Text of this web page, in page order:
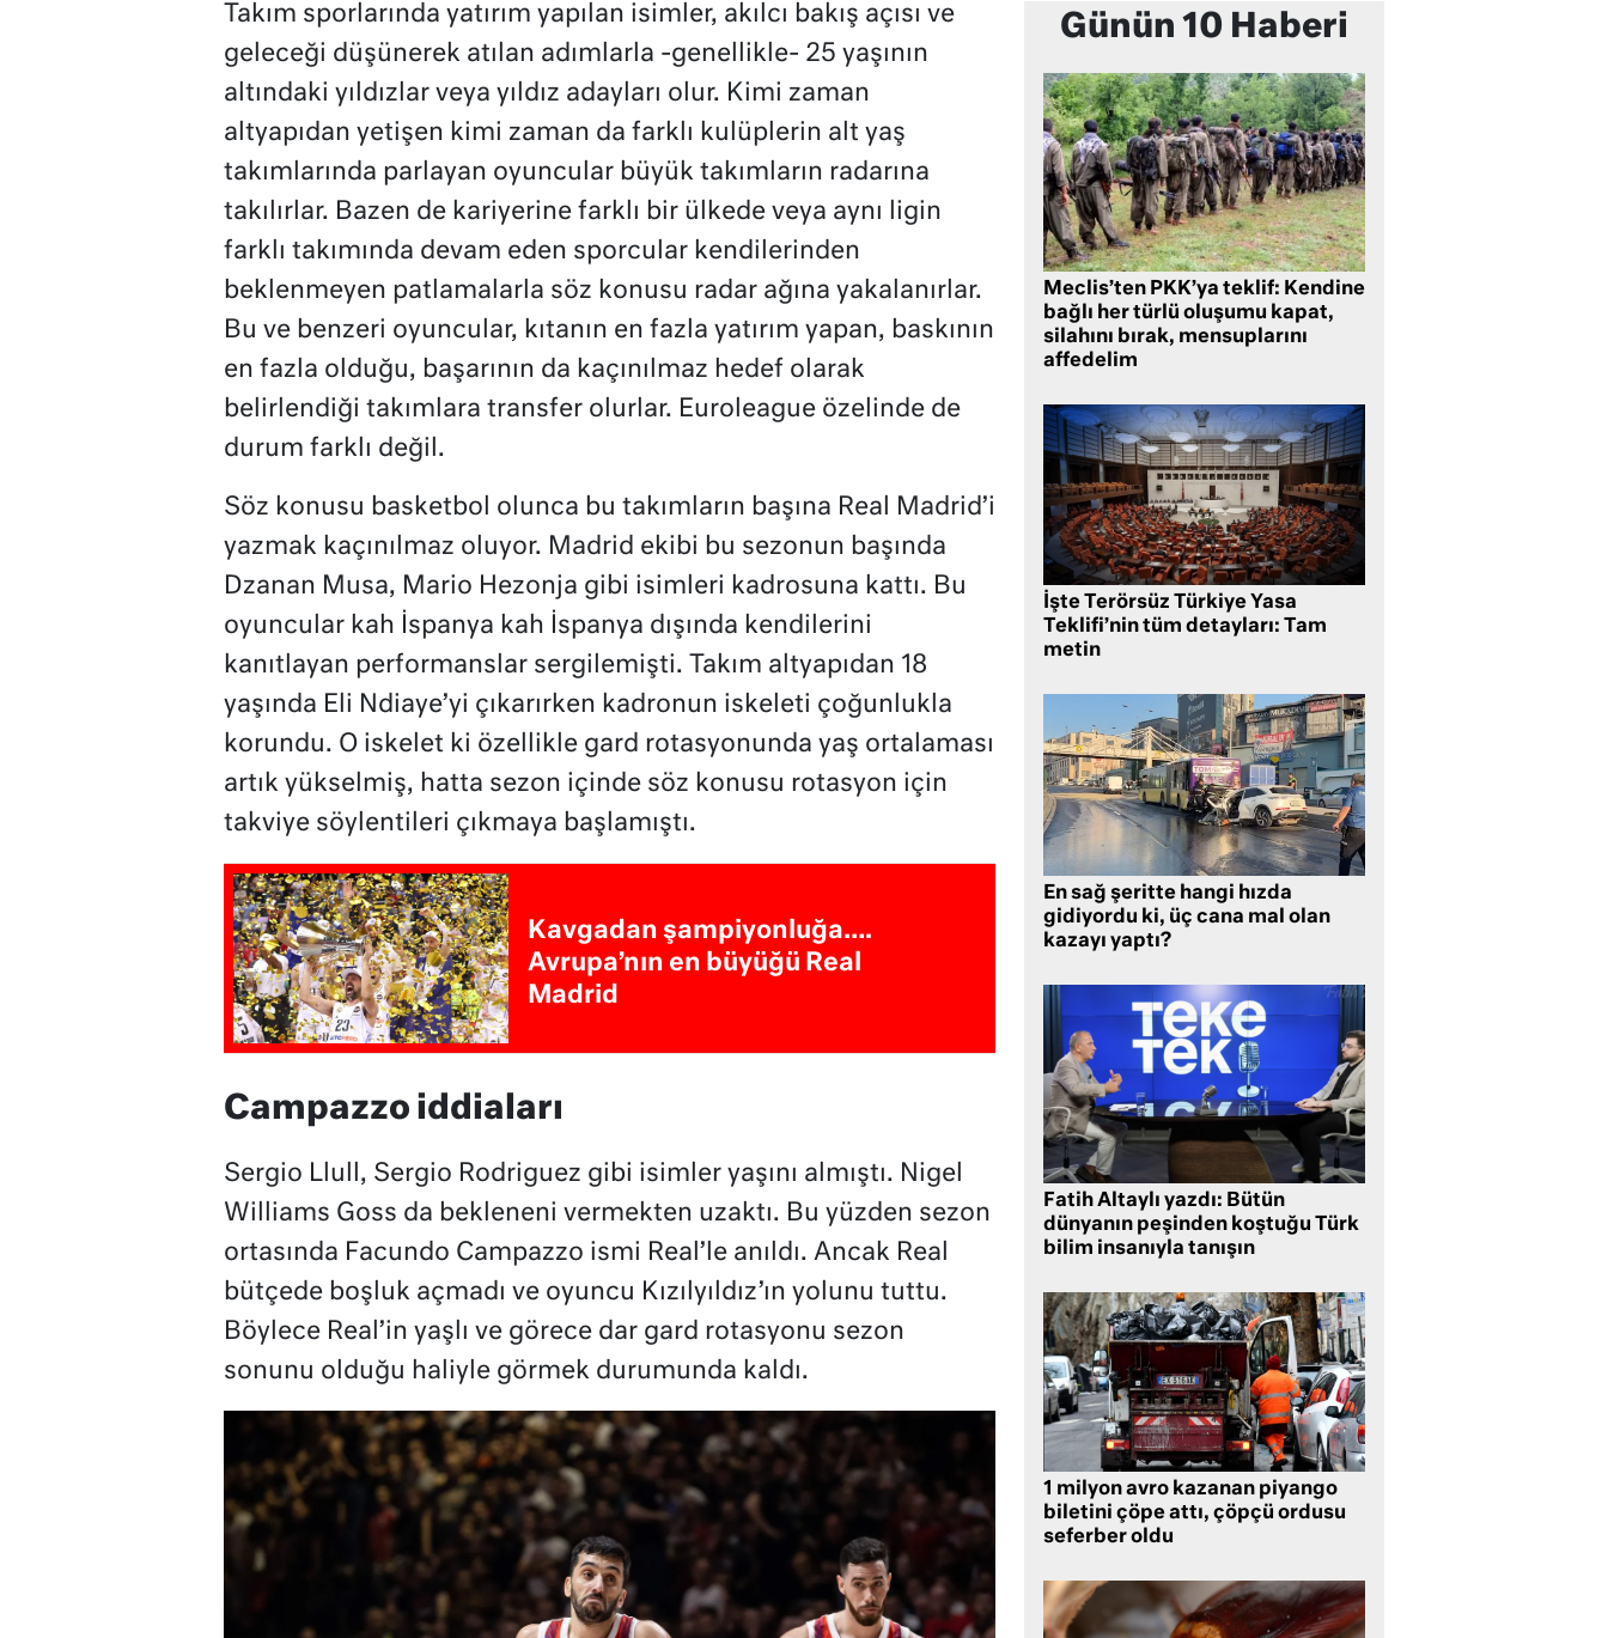
Takım sporlarında yatırım yapılan isimler, akılcı bakış açısı ve
geleceği düşünerek atılan adımlarla -genellikle- 25 yaşının
altındaki yıldızlar veya yıldız adayları olur. Kimi zaman
altyapıdan yetişen kimi zaman da farklı kulüplerin alt yaş
takımlarında parlayan oyuncular büyük takımların radarına
takılırlar. Bazen de kariyerine farklı bir ülkede veya aynı ligin
farklı takımında devam eden sporcular kendilerinden
beklenmeyen patlamalarla söz konusu radar ağına yakalanırlar.
Bu ve benzeri oyuncular, kıtanın en fazla yatırım yapan, baskının
en fazla olduğu, başarının da kaçınılmaz hedef olarak
belirlendiği takımlara transfer olurlar. Euroleague özelinde de
durum farklı değil.
Söz konusu basketbol olunca bu takımların başına Real Madrid’i
yazmak kaçınılmaz oluyor. Madrid ekibi bu sezonun başında
Dzanan Musa, Mario Hezonja gibi isimleri kadrosuna kattı. Bu
oyuncular kah İspanya kah İspanya dışında kendilerini
kanıtlayan performanslar sergilemişti. Takım altyapıdan 18
yaşında Eli Ndiaye’yi çıkarırken kadronun iskeleti çoğunlukla
korundu. O iskelet ki özellikle gard rotasyonunda yaş ortalaması
artık yükselmiş, hatta sezon içinde söz konusu rotasyon için
takviye söylentileri çıkmaya başlamıştı.
Kavgadan şampiyonluğa….
Avrupa’nın en büyüğü Real
Madrid
Campazzo iddiaları
Sergio Llull, Sergio Rodriguez gibi isimler yaşını almıştı. Nigel
Williams Goss da bekleneni vermekten uzaktı. Bu yüzden sezon
ortasında Facundo Campazzo ismi Real’le anıldı. Ancak Real
bütçede boşluk açmadı ve oyuncu Kızılyıldız’ın yolunu tuttu.
Böylece Real’in yaşlı ve görece dar gard rotasyonu sezon
sonunu olduğu haliyle görmek durumunda kaldı.
Günün 10 Haberi
Meclis’ten PKK’ya teklif: Kendine
bağlı her türlü oluşumu kapat,
silahını bırak, mensuplarını
affedelim
İşte Terörsüz Türkiye Yasa
Teklifi’nin tüm detayları: Tam
metin
En sağ şeritte hangi hızda
gidiyordu ki, üç cana mal olan
kazayı yaptı?
Fatih Altaylı yazdı: Bütün
dünyanın peşinden koştuğu Türk
bilim insanıyla tanışın
1 milyon avro kazanan piyango
biletini çöpe attı, çöpçü ordusu
seferber oldu